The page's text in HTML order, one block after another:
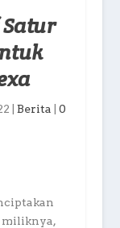
|Berita |0
miliknya,